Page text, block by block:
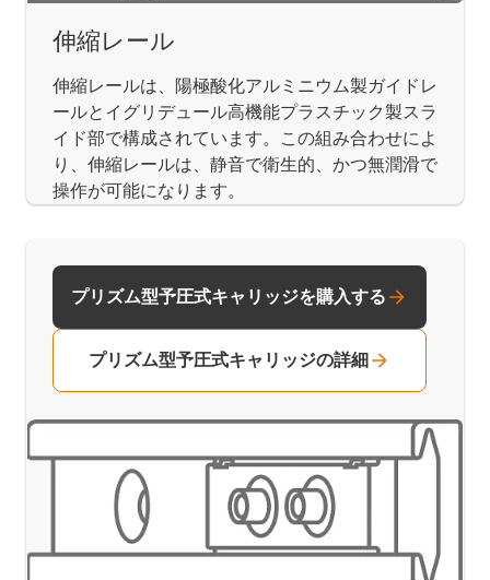
伸縮レール
伸縮レールは、陽極酸化アルミニウム製ガイドレ
ールとイグリデュール高機能プラスチック製スラ
イド部で構成されています。この組み合わせによ
り、伸縮レールは、静音で衛生的、かつ無潤滑で
操作が可能になります。
プリズム型予圧式キャリッジを購入する
プリズム型予圧式キャリッジの詳細